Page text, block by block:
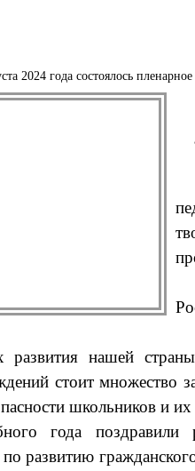
2024 года состоялось
развития нашей
стоит множество
школьников и
года поздравили
по развитию